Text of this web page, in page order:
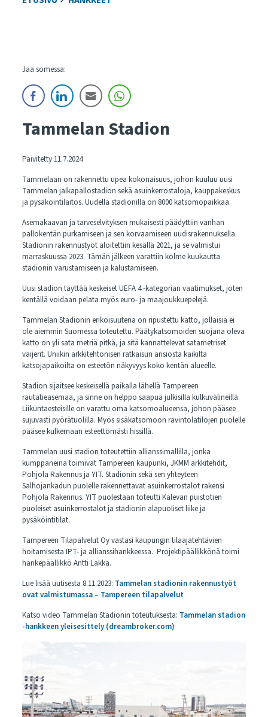
Jaa somessa:
Tammelan Stadion
Päivitetty 11.7.2024
Tammelaan on rakennettu upea kokonaisuus, johon kuuluu uusi
Tammelan jalkapallostadion sekä asuinkerrostaloja, kauppakeskus
ja pysäköintilaitos. Uudella stadionilla on 8000 katsomopaikkaa.
Asemakaavan ja tarveselvityksen mukaisesti päädyttiin vanhan
pallokentän purkamiseen ja sen korvaamiseen uudisrakennuksella.
Stadionin rakennustyöt aloitettiin kesällä 2021, ja se valmistui
marraskuussa 2023. Tämän jälkeen varattiin kolme kuukautta
stadionin varustamiseen ja kalustamiseen.
Uusi stadion täyttää keskeiset UEFA 4 -kategorian vaatimukset, joten
kentällä voidaan pelata myös euro- ja maajoukkuepelejä.
Tammelan Stadionin erikoisuutena on ripustettu katto, jollaisia ei
ole aiemmin Suomessa toteutettu. Päätykatsomoiden suojana oleva
katto on yli sata metriä pitkä, ja sitä kannattelevat satametriset
vaijerit. Uniikin arkkitehtonisen ratkaisun ansiosta kaikilta
katsojapaikoilta on esteetön näkyvyys koko kentän alueelle.
Stadion sijaitsee keskeisellä paikalla lähellä Tampereen
rautatieasemaa, ja sinne on helppo saapua julkisilla kulkuvälineillä.
Liikuntaesteisille on varattu oma katsomoalueensa, johon pääsee
sujuvasti pyörätuolilla. Myös sisäkatsomoon ravintolatilojen puolelle
pääsee kulkemaan esteettömästi hissillä.
Tammelan uusi stadion toteutettiin allianssimallilla, jonka
kumppaneina toimivat Tampereen kaupunki, JKMM arkkitehdit,
Pohjola Rakennus ja YIT. Stadionin sekä sen yhteyteen
Salhojankadun puolelle rakennettavat asuinkerrostalot rakensi
Pohjola Rakennus. YIT puolestaan toteutti Kalevan puistotien
puoleiset asuinkerrostalot ja stadionin alapuoliset liike ja
pysäköintitilat.
Tampereen Tilapalvelut Oy vastasi kaupungin tilaajatehtävien
hoitamisesta IPT- ja allianssihankkeessa. Projektipäällikkönä toimi
hankepäällikkö Antti Lakka.
Lue lisää uutisesta 8.11.2023: Tammelan stadionin rakennustyöt
ovat valmistumassa – Tampereen tilapalvelut
Katso video Tammelan Stadionin toteutuksesta: Tammelan stadion
-hankkeen yleisesittely (dreambroker.com)